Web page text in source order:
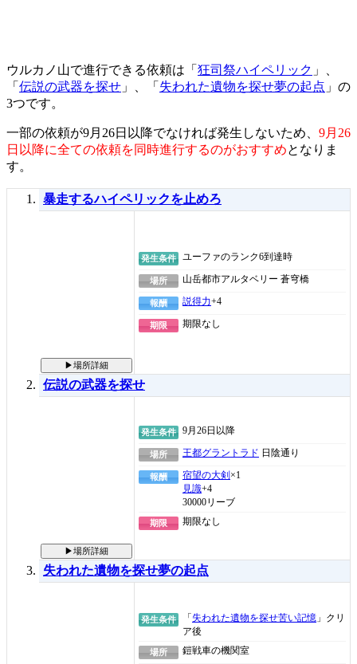
ウルカノ山で進行できる依頼は「 狂司祭ハイペリック 」、
「 伝説の武器を探せ 」、「 失われた遺物を探せ夢の起点 」の
3つです。
一部の依頼が9月26日以降でなければ発生しないため、 9月26
日以降に全ての依頼を同時進行するのがおすすめとなりま
す。
暴走するハイペリックを止めろ
▶場所詳細
発生条件 ユーファのランク6到達時
場所 山岳都市アルタベリー 蒼穹橋
報酬 説得力+4
期限 期限なし
伝説の武器を探せ
▶場所詳細
発生条件 9月26日以降
場所 王都グラントラド 日陰通り
報酬 宿望の大剣 ×1
見識+4
30000リーブ
期限 期限なし
失われた遺物を探せ夢の起点
発生条件 「 失われた遺物を探せ苦い記憶 」クリ
ア後
場所 鎧戦車の機関室